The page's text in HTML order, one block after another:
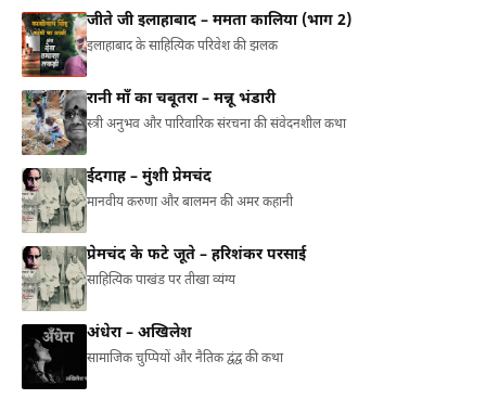
जीते जी इलाहाबाद – ममता कालिया (भाग 2)
इलाहाबाद के साहित्यिक परिवेश की झलक
रानी माँ का चबूतरा – मन्नू भंडारी
स्त्री अनुभव और पारिवारिक संरचना की संवेदनशील कथा
ईदगाह – मुंशी प्रेमचंद
मानवीय करुणा और बालमन की अमर कहानी
प्रेमचंद के फटे जूते – हरिशंकर परसाई
साहित्यिक पाखंड पर तीखा व्यंग्य
अंधेरा – अखिलेश
सामाजिक चुप्पियों और नैतिक द्वंद्व की कथा